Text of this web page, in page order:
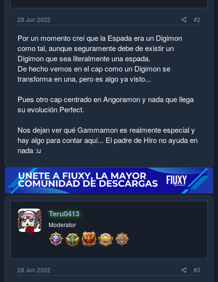
28 Jun 2022 #2
Por un momento creí que la Espada era un Digimon
como tal, aunque seguramente debe de existir un
Digimon que sea literalmente una espada.
De hecho vemos en el cap como un Digimon se
transforma en una, pero es algo ya visto...
Pues otro cap centrado en Angoramon y nada que llega
su evolución Perfect.
Nos dejan ver qué Gammamon es realmente especial y
hay algo para contar aquí... El padre de Hiro no ayuda en
nada :u
Teru0413
Moderator
28 Jun 2022 #3